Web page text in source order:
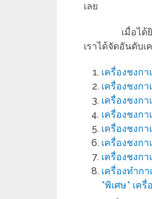
เลย
เมื่อไ
เราได้จัดอันดับ
เครื่องชงก
เครื่องชงก
เครื่องชงก
เครื่องชงก
เครื่องชงก
เครื่องชงก
เครื่องชงก
เครื่องทำก
*พิเศษ* เค